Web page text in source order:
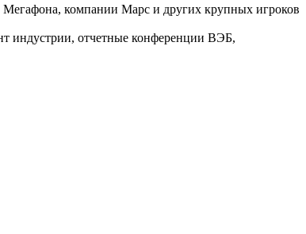
Мегафона, компании Марс и других крупных игроков
индустрии, отчетные конференции ВЭБ,